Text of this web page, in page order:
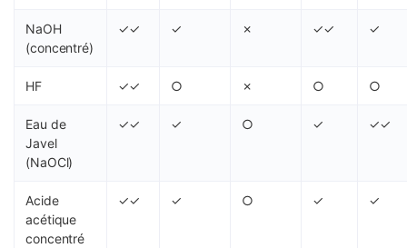
NaOH
(concentré)
✓✓ ✓ ✗ ✓✓ ✓
HF ✓✓ ○ ✗ ○ ○
Eau de
Javel
(NaOCl)
✓✓ ✓ ○ ✓ ✓✓
Acide
acétique
concentré
✓✓ ✓ ○ ✓ ✓